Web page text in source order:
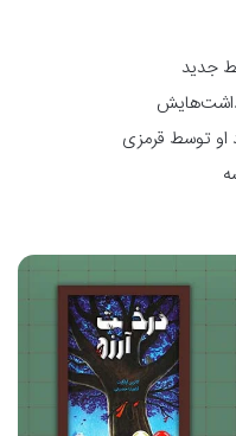
جدید
او توسط قرمزی